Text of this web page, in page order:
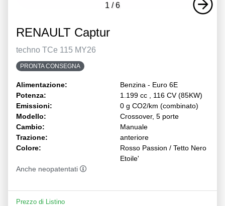
1 /6
RENAULT Captur
techno TCe 115 MY26
PRONTA CONSEGNA
Alimentazione:
Benzina - Euro 6E
Potenza:
1.199 cc , 116 CV (85KW)
Emissioni:
0 g CO2/km (combinato)
Modello:
Crossover, 5 porte
Cambio:
Manuale
Trazione:
anteriore
Colore:
Rosso Passion / Tetto Nero
Etoile'
Anche neopatentati
Prezzo di Listino